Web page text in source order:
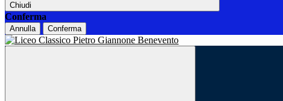
Chiudi
Conferma
Annulla Conferma